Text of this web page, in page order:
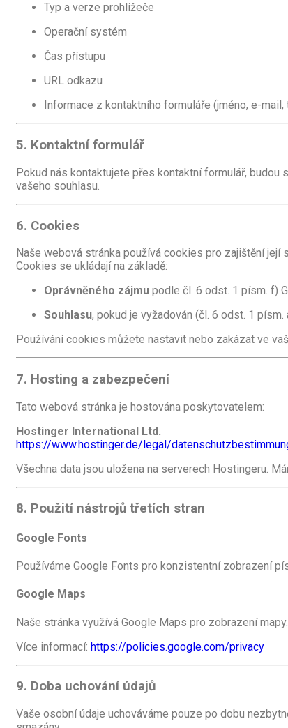
Typ a verze prohlížeče
Operační systém
Čas přístupu
URL odkazu
Informace z kontaktního formuláře (jméno, e-
5. Kontaktní formulář
Pokud nás kontaktujete přes kontaktní formulář, budou
vašeho souhlasu.
6. Cookies
Naše webová stránka používá cookies pro zajištění její
Cookies se ukládají na základě:
Oprávněného zájmu podle čl. 6 odst. 1 písm. f)
Souhlasu, pokud je vyžadován (čl. 6 odst. 1 písm.
Používání cookies můžete nastavit nebo zakázat ve
7. Hosting a zabezpečení
Tato webová stránka je hostována poskytovatelem:
Hostinger International Ltd.
https://www.hostinger.de/legal/
Všechna data jsou uložena na serverech Hostingeru.
8. Použití nástrojů třetích stran
Google Fonts
Používáme Google Fonts pro konzistentní zobrazení
Google Maps
Naše stránka využívá Google Maps pro zobrazení
Více informací: https://policies.google.com/privacy
9. Doba uchování údajů
Vaše osobní údaje uchováváme pouze po dobu